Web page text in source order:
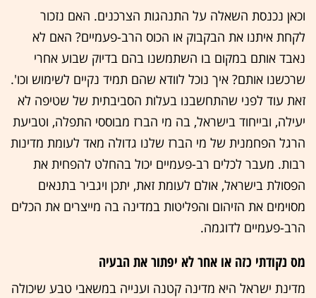
וכאן נכנסת השאלה על התנהגות הצרכנים. האם נזכור
לקחת איתנו את הבקבוק או הכוס הרב-פעמיים? האם לא
נאבד אותם במקום בו השתמשנו בהם בדיוק שבוע אחרי
שרכשנו אותם? איך נוכל לוודא שהם תמיד נקיים לשימוש וכו'.
זאת עוד לפני שהתחשבנו בעלות הסביבתית של שטיפה לא
יעילה, ובייחוד בישראל, בה מי הברז מבוססי התפלה, וטביעת
הרגל הפחמנית של מי הברז שלנו גדולה מאד לעומת מדינות
רבות. מעבר לכלים רב-פעמיים יכול בהחלט להפחית את
הפסולת בישראל, אולם לעומת זאת, יתכן ויגביר בתנאים
מסוימים את הזיהום והפליטות במדינה בה מייצרים את הכלים
הרב-פעמיים לדוגמה.
מס נקודתי כזה או אחר לא יפתור את הבעיה
מדינת ישראל היא מדינה קטנה וענייה במשאבי טבע שיכולה